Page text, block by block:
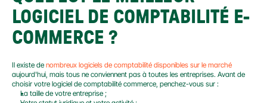
LOGICIEL DE COMPTABILITÉ E-
COMMERCE ?
Il existe de
aujourd'hui, mais tous ne conviennent pas à toutes les entreprises. Avant de
choisir votre logiciel de comptabilité commerce, penchez-vous sur :
La taille de votre entreprise ;